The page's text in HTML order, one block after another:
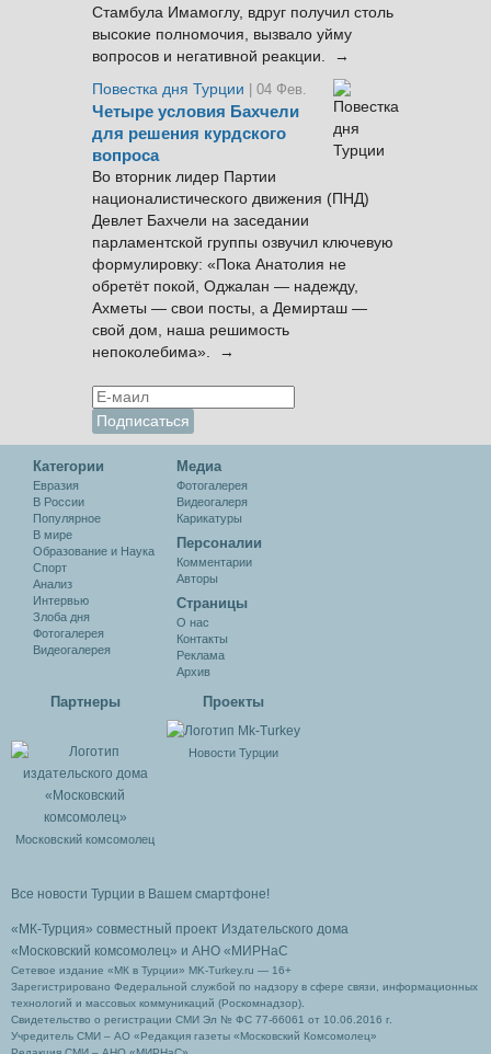
Стамбула Имамоглу, вдруг получил столь
высокие полномочия, вызвало уйму
вопросов и негативной реакции. →
Повестка дня Турции
| 04 Фев.
Четыре условия Бахчели
для решения курдского
вопроса
Во вторник лидер Партии
националистического движения (ПНД)
Девлет Бахчели на заседании
парламентской группы озвучил ключевую
формулировку: «Пока Анатолия не
обретёт покой, Оджалан — надежду,
Ахметы — свои посты, а Демирташ —
свой дом, наша решимость
непоколебима». →
Категории
Евразия
В России
Популярное
В мире
Образование и Наука
Спорт
Анализ
Интервью
Злоба дня
Фотогалерея
Видеогалерея
Медиа
Фотогалерея
Видеогалеря
Карикатуры
Персоналии
Комментарии
Авторы
Cтраницы
О нас
Контакты
Реклама
Архив
Партнеры
Московский комсомолец
Проекты
Новости Турции
Все новости Турции в Вашем смартфоне!
«МК-Турция» совместный проект Издательского дома
«Московский комсомолец» и АНО «МИРНаС
Сетевое издание «МК в Турции» MK-Turkey.ru — 16+
Зарегистрировано Федеральной службой по надзору в сфере связи, информационных
технологий и массовых коммуникаций (Роскомнадзор).
Свидетельство о регистрации СМИ Эл № ФС 77-66061 от 10.06.2016 г.
Учредитель СМИ – АО «Редакция газеты «Московский Комсомолец»